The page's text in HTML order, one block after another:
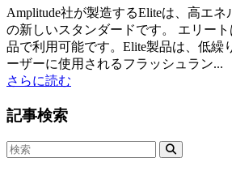
Amplitude社が製造するEliteは、高エ
の新しいスタンダードです。 エリー
品で利用可能です。Elite製品は、低繰
ーザーに使用されるフラッシュラン...
さらに読む
記事検索